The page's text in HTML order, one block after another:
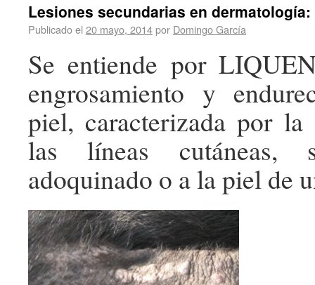
Lesiones secundarias en dermatología:
Publicado el 20 mayo, 2014por Domingo García
Se entiende por
engrosamiento y
piel, caracterizada por la
las líneas
adoquinado o a la piel de